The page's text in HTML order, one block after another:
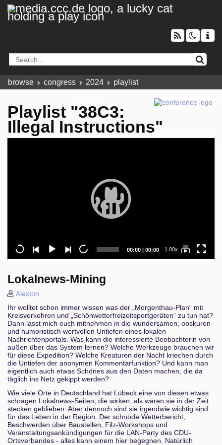
browse congress 2024 playlist
Playlist "38C3:
Illegal Instructions"
Current
00:00 | Total
00:00 1.00x
Lokalnews-Mining
Alexton
Ihr wolltet schon immer wissen was der „Morgenthau-Plan“ mit
Kreisverkehren und „Schönwetterfreizeitsportgeräten“ zu tun hat?
Dann lasst mich euch mitnehmen in die wundersamen, obskuren
und humoristisch wertvollen Untiefen eines lokalen
Nachrichtenportals. Was kann die interessierte Beobachterin von
außen über das System lernen? Welche Werkzeuge brauchen wir
für diese Expedition? Welche Kreaturen der Nacht kriechen durch
die Untiefen der anonymen Kommentarfunktion? Und kann man
eigentlich auch etwas Schönes aus den Daten machen, die da
täglich ins Netz gekippt werden?
Wie viele Orte in Deutschland hat Lübeck eine von diesen etwas
schrägen Lokalnews-Seiten, die wirken, als wären sie in der Zeit
stecken geblieben. Aber dennoch sind sie irgendwie wichtig sind
für das Leben in der Region. Der schnöde Wetterbericht,
Beschwerden über Baustellen, Filz-Workshops und
Veranstaltungsankündigungen für die LAN-Party des CDU-
Ortsverbandes - alles kann einem hier begegnen. Natürlich